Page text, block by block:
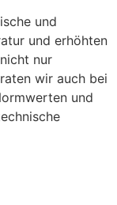
und
und erhöhten
nur
wir auch bei
und